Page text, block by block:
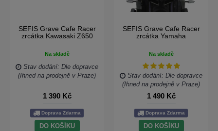
SEFIS Grave Cafe Racer
zrcátka Kawasaki Z650
Na skladě
Stav dodání: Dle dopravce
(Ihned na prodejně v Praze)
1 390 Kč
Doprava Zdarma
DO KOŠÍKU
SEFIS Grave Cafe Racer
zrcátka Yamaha
Na skladě
Stav dodání: Dle dopravce
(Ihned na prodejně v Praze)
1 490 Kč
Doprava Zdarma
DO KOŠÍKU